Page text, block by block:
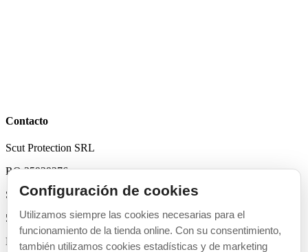
Contacto
Scut Protection SRL
RO 25929276
Str. Lemnarilor nr.14.
535600 - Odorheiu Secuiesc
Harghita, Romania
Configuración de cookies
Utilizamos siempre las cookies necesarias para el
funcionamiento de la tienda online. Con su consentimiento,
también utilizamos cookies estadísticas y de marketing